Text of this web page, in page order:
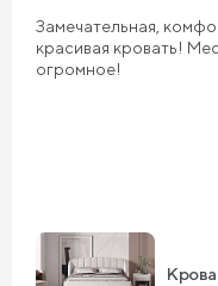
Замечательная,
красивая кровать!
огромное!